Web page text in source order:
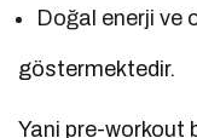
Doğal enerji ve
göstermektedir.
Yani pre-workout